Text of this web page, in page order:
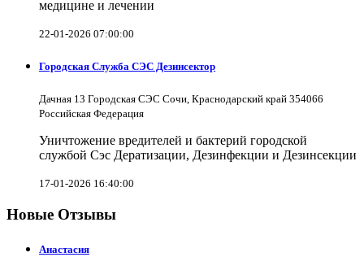
медицине и лечении
22-01-2026 07:00:00
Городская Служба СЭС Дезинсектор
Дачная 13 Городская СЭС Сочи, Краснодарский край 354066
Российская Федерация
Уничтожение вредителей и бактерий городской
службой Сэс Дератизации, Дезинфекции и Дезинсекции
17-01-2026 16:40:00
Новые Отзывы
Анастасия